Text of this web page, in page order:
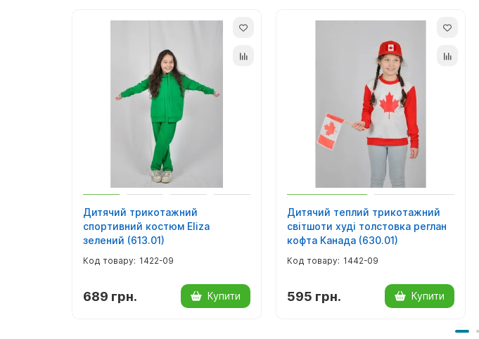
Дитячий трикотажний
спортивний костюм Eliza
зелений (613.01)
1422-09
689 грн. Купити
Дитячий теплий трикотажний
світшоти худі толстовка реглан
кофта Канада (630.01)
1442-09
595 грн. Купити